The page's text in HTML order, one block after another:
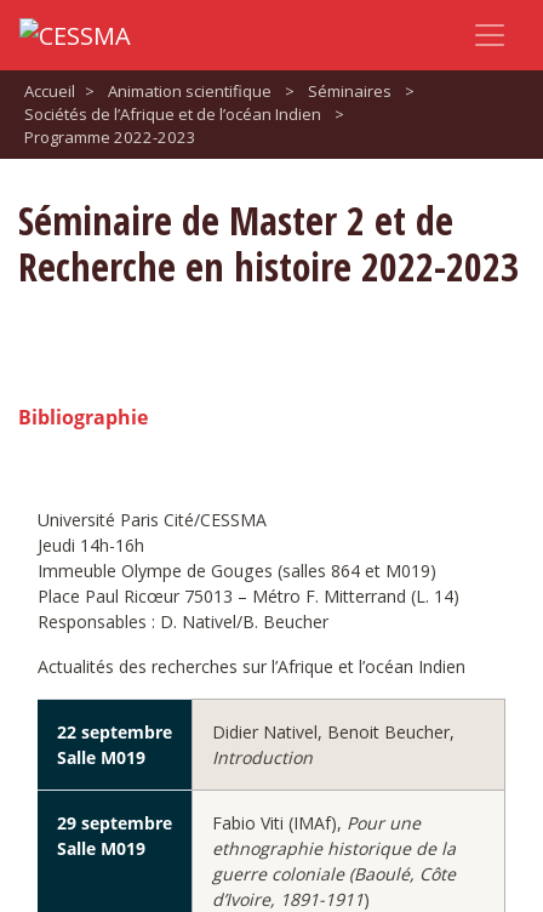
Accueil > Animation scientifique > Séminaires
>
Sociétés de l’Afrique et de l’océan Indien
>
Programme 2022-2023
Séminaire de Master 2 et de
Recherche en histoire 2022-2023
Bibliographie
Université Paris Cité/CESSMA
Jeudi 14h-16h
Immeuble Olympe de Gouges (salles 864 et M019)
Place Paul Ricœur 75013 – Métro F. Mitterrand (L. 14)
Responsables : D. Nativel/B. Beucher
Actualités des recherches sur l’Afrique et l’océan Indien
22 septembre
Salle M019
Didier Nativel, Benoit Beucher,
Introduction
29 septembre
Salle M019
Fabio Viti (IMAf), Pour une
ethnographie historique de la
guerre coloniale (Baoulé, Côte
d’Ivoire, 1891-1911)